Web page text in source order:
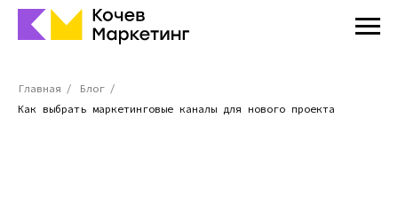
Главная / Блог /
Как выбрать маркетинговые каналы для нового проекта